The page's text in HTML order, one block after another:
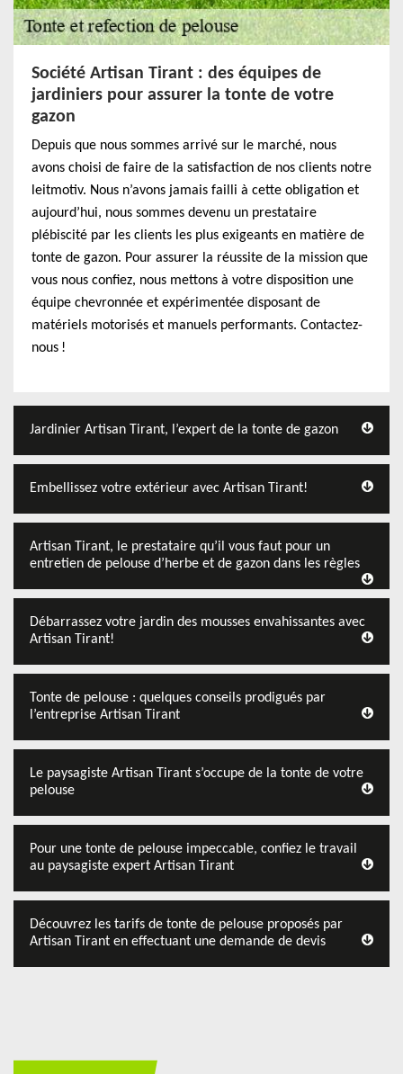
Société Artisan Tirant : des équipes de
jardiniers pour assurer la tonte de votre
gazon
Depuis que nous sommes arrivé sur le marché, nous
avons choisi de faire de la satisfaction de nos clients notre
leitmotiv. Nous n’avons jamais failli à cette obligation et
aujourd’hui, nous sommes devenu un prestataire
plébiscité par les clients les plus exigeants en matière de
tonte de gazon. Pour assurer la réussite de la mission que
vous nous confiez, nous mettons à votre disposition une
équipe chevronnée et expérimentée disposant de
matériels motorisés et manuels performants. Contactez-
nous !
Jardinier Artisan Tirant, l’expert de la tonte de gazon
Embellissez votre extérieur avec Artisan Tirant!
Artisan Tirant, le prestataire qu’il vous faut pour un
entretien de pelouse d’herbe et de gazon dans les règles
Débarrassez votre jardin des mousses envahissantes avec
Artisan Tirant!
Tonte de pelouse : quelques conseils prodigués par
l’entreprise Artisan Tirant
Le paysagiste Artisan Tirant s’occupe de la tonte de votre
pelouse
Pour une tonte de pelouse impeccable, confiez le travail
au paysagiste expert Artisan Tirant
Découvrez les tarifs de tonte de pelouse proposés par
Artisan Tirant en effectuant une demande de devis